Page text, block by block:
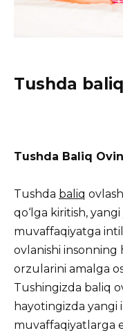
Tushda
Tushda Baliq
Tushda baliq
qo‘lga kiritish,
muvaffaqiyatga
ovlanishi insonning
orzularini amalga
Tushingizda baliq
hayotingizda yangi
muvaffaqiyatlarga